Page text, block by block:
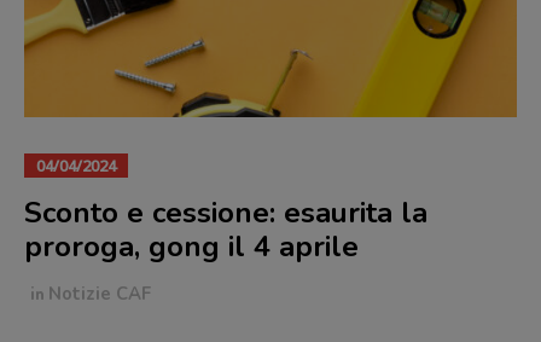
04/04/2024
Sconto e cessione: esaurita la
proroga, gong il 4 aprile
in Notizie CAF